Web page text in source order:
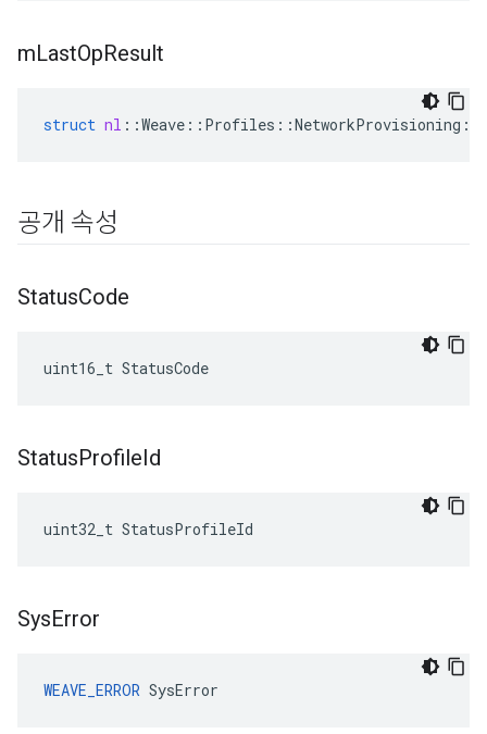
mLastOpResult
struct nl ::Weave :: Profiles ::NetworkProvisioning ::
공개 속성
StatusCode
uint16_t StatusCode
StatusProfileId
uint32_t StatusProfileId
SysError
WEAVE_ERROR SysError